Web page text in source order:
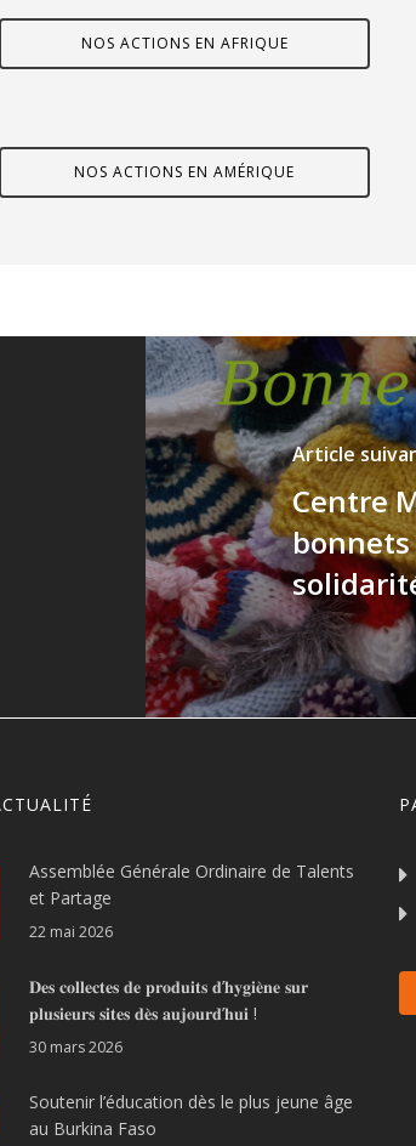
NOS ACTIONS EN AFRIQUE
NOS ACTIONS EN AMÉRIQUE
Article
Centre
Assemblée Générale Ordinaire de Talents
et Partage
22 mai 2026
𝐃𝐞𝐬 𝐜𝐨𝐥𝐥𝐞𝐜𝐭𝐞𝐬 𝐝𝐞 𝐩𝐫𝐨𝐝𝐮𝐢𝐭𝐬 𝐝’𝐡𝐲𝐠𝐢𝐞̀𝐧𝐞 𝐬𝐮𝐫
𝐩𝐥𝐮𝐬𝐢𝐞𝐮𝐫𝐬 𝐬𝐢𝐭𝐞𝐬 𝐝𝐞̀𝐬 𝐚𝐮𝐣𝐨𝐮𝐫𝐝’𝐡𝐮𝐢 !
30 mars 2026
Soutenir l’éducation dès le plus jeune âge
au Burkina Faso